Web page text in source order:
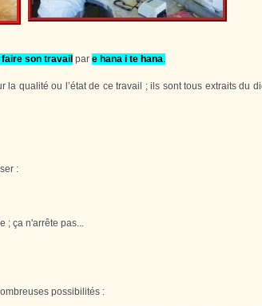
faire son travail par e hana i te hana.
qualité ou l’état de ce travail ; ils sont tous extraits du
:
; ça n'arrête pas...
possibilités :